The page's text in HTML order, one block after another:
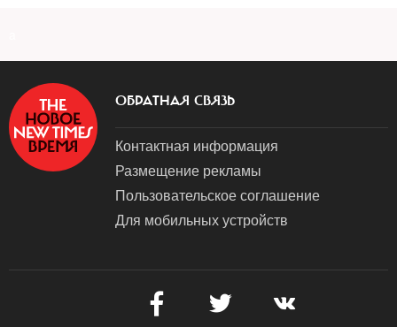
ОБРАТНАЯ СВЯЗЬ
Контактная информация
Размещение рекламы
Пользовательское соглашение
Для мобильных устройств